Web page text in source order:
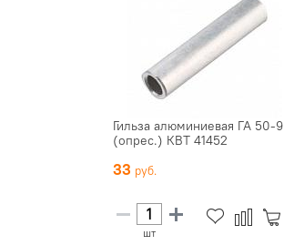
Гильза алюминиевая ГА 50-9
(опрес.) КВТ 41452
33
шт